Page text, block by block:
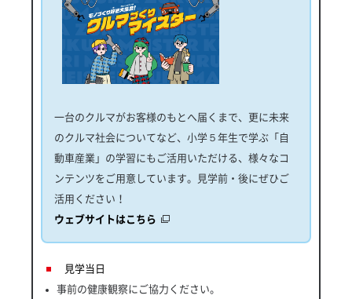
一台のクルマがお客様のもとへ届くまで、更に未来
のクルマ社会についてなど、小学５年生で学ぶ「自
動車産業」の学習にもご活用いただける、様々なコ
ンテンツをご用意しています。見学前・後にぜひご
活用ください！
ウェブサイトはこちら
見学当日
事前の健康観察にご協力ください。